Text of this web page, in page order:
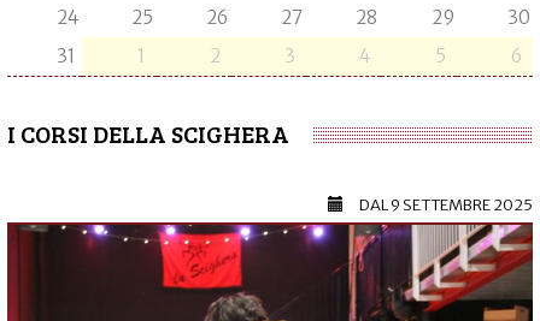
24
25 26 27 28 29
30
31
1 2 3 4 5 6
I CORSI DELLA SCIGHERA
DAL9 SETTEMBRE 2025